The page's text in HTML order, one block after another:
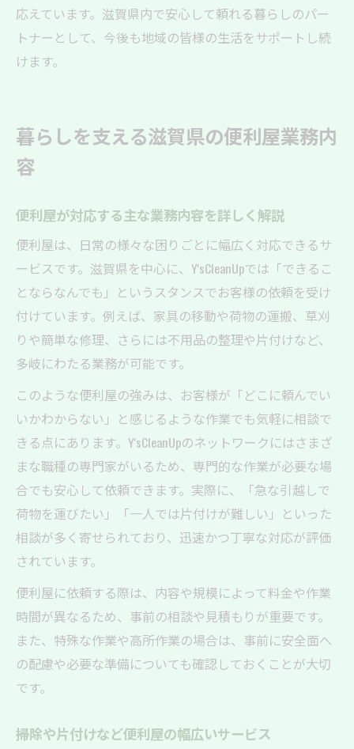
応えています。滋賀県内で安心して頼れる暮らしのパー
トナーとして、今後も地域の皆様の生活をサポートし続
けます。
暮らしを支える滋賀県の便利屋業務内
容
便利屋が対応する主な業務内容を詳しく解説
便利屋は、日常の様々な困りごとに幅広く対応できるサ
ービスです。滋賀県を中心に、Y'sCleanUpでは「できるこ
とならなんでも」というスタンスでお客様の依頼を受け
付けています。例えば、家具の移動や荷物の運搬、草刈
りや簡単な修理、さらには不用品の整理や片付けなど、
多岐にわたる業務が可能です。
このような便利屋の強みは、お客様が「どこに頼んでい
いかわからない」と感じるような作業でも気軽に相談で
きる点にあります。Y'sCleanUpのネットワークにはさまざ
まな職種の専門家がいるため、専門的な作業が必要な場
合でも安心して依頼できます。実際に、「急な引越しで
荷物を運びたい」「一人では片付けが難しい」といった
相談が多く寄せられており、迅速かつ丁寧な対応が評価
されています。
便利屋に依頼する際は、内容や規模によって料金や作業
時間が異なるため、事前の相談や見積もりが重要です。
また、特殊な作業や高所作業の場合は、事前に安全面へ
の配慮や必要な準備についても確認しておくことが大切
です。
掃除や片付けなど便利屋の幅広いサービス